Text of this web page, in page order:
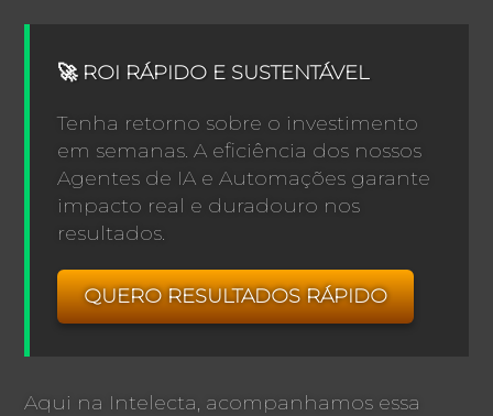
🚀 ROI RÁPIDO E SUSTENTÁVEL
Tenha retorno sobre o investimento
em semanas. A eficiência dos nossos
Agentes de IA e Automações garante
impacto real e duradouro nos
resultados.
QUERO RESULTADOS RÁPIDO
Aqui na Intelecta, acompanhamos essa